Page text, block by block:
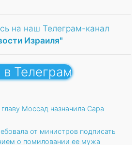
на наш Телеграм-канал
Израиля"
в Телеграм
Моссад назначила Сара
от министров подписать
о помиловании ее мужа